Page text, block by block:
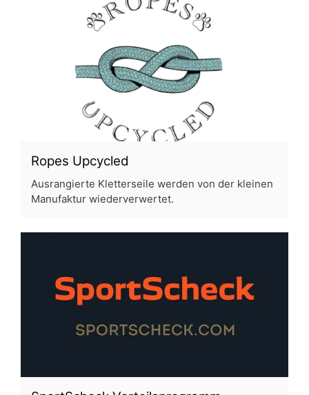
Ropes Upcycled
Ausrangierte Kletterseile werden von der kleinen
Manufaktur wiederverwertet.